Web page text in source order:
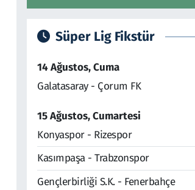
Süper Lig Fikstür
14 Ağustos, Cuma
Galatasaray - Çorum FK
15 Ağustos, Cumartesi
Konyaspor - Rizespor
Kasımpaşa - Trabzonspor
Gençlerbirliği S.K. - Fenerbahçe